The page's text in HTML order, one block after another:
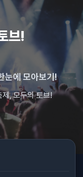
브!
눈에 모아보기!
, 모두의 토브!